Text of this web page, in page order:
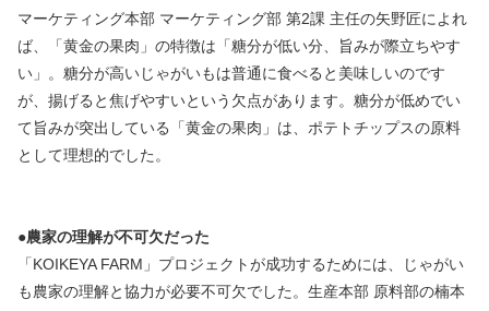
マーケティング本部 マーケティング部 第2課 主任の矢野匠によれ
ば、「黄金の果肉」の特徴は「糖分が低い分、旨みが際立ちやす
い」。糖分が高いじゃがいもは普通に食べると美味しいのです
が、揚げると焦げやすいという欠点があります。糖分が低めでい
て旨みが突出している「黄金の果肉」は、ポテトチップスの原料
として理想的でした。
●農家の理解が不可欠だった
「KOIKEYA FARM」プロジェクトが成功するためには、じゃがい
も農家の理解と協力が必要不可欠でした。生産本部 原料部の楠本